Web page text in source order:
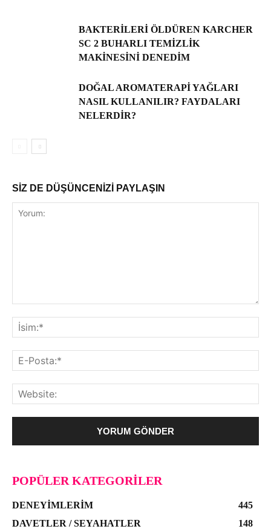
BAKTERILERI ÖLDÜREN KARCHER
SC 2 BUHARLI TEMIZLIK
MAKINESINI DENEDIM
DOĞAL AROMATERAPI YAĞLARI
NASIL KULLANILIR? FAYDALARI
NELERDIR?
SİZ DE DÜŞÜNCENİZİ PAYLAŞIN
POPÜLER KATEGORILER
DENEYIMLERIM
445
DAVETLER / SEYAHATLER
148